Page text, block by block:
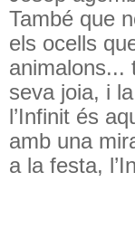
També que
els ocells
animalons...
seva joia, i
l’Infinit és
amb una
a la festa,